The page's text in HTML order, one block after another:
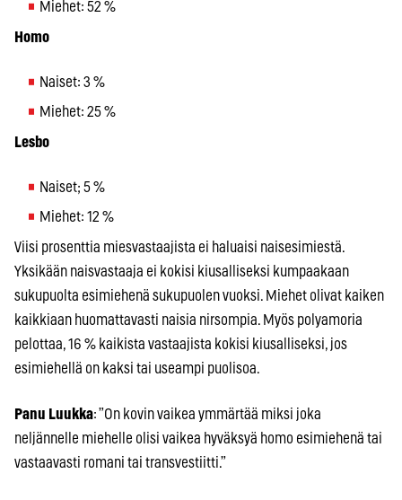
Miehet: 52 %
Homo
Naiset: 3 %
Miehet: 25 %
Lesbo
Naiset; 5 %
Miehet: 12 %
Viisi prosenttia miesvastaajista ei haluaisi naisesimiestä.
Yksikään naisvastaaja ei kokisi kiusalliseksi kumpaakaan
sukupuolta esimiehenä sukupuolen vuoksi. Miehet olivat kaiken
kaikkiaan huomattavasti naisia nirsompia. Myös polyamoria
pelottaa, 16 % kaikista vastaajista kokisi kiusalliseksi, jos
esimiehellä on kaksi tai useampi puolisoa.
Panu Luukka: ”On kovin vaikea ymmärtää miksi joka
neljännelle miehelle olisi vaikea hyväksyä homo esimiehenä tai
vastaavasti romani tai transvestiitti.”